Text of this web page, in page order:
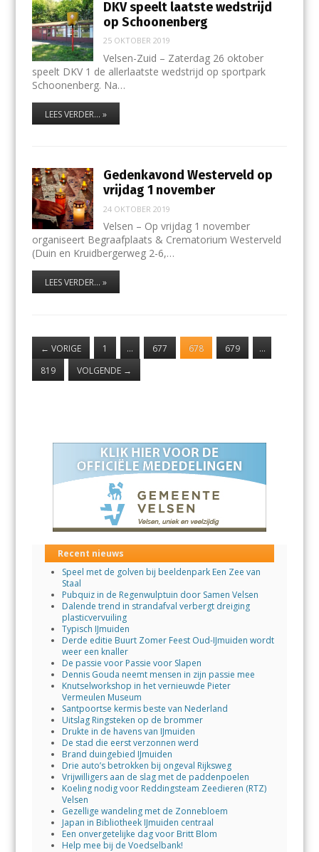
DKV speelt laatste wedstrijd
op Schoonenberg
25 OKTOBER 2019
Velsen-Zuid – Zaterdag 26 oktober
speelt DKV 1 de allerlaatste wedstrijd op sportpark
Schoonenberg. Na…
LEES VERDER... »
Gedenkavond Westerveld op
vrijdag 1 november
24 OKTOBER 2019
Velsen – Op vrijdag 1 november
organiseert Begraafplaats & Crematorium Westerveld
(Duin en Kruidbergerweg 2-6,…
LEES VERDER... »
← VORIGE 1 … 677 678 679
…
819
VOLGENDE →
Recent nieuws
Speel met de golven bij beeldenpark Een Zee van
Staal
Pubquiz in de Regenwulptuin door Samen Velsen
Dalende trend in strandafval verbergt dreiging
plasticvervuiling
Typisch IJmuiden
Derde editie Buurt Zomer Feest Oud-IJmuiden wordt
weer een knaller
De passie voor Passie voor Slapen
Dennis Gouda neemt mensen in zijn passie mee
Knutselworkshop in het vernieuwde Pieter
Vermeulen Museum
Santpoortse kermis beste van Nederland
Uitslag Ringsteken op de brommer
Drukte in de havens van IJmuiden
De stad die eerst verzonnen werd
Brand duingebied IJmuiden
Drie auto’s betrokken bij ongeval Rijksweg
Vrijwilligers aan de slag met de paddenpoelen
Koeling nodig voor Reddingsteam Zeedieren (RTZ)
Velsen
Gezellige wandeling met de Zonnebloem
Japan in Bibliotheek IJmuiden centraal
Een onvergetelijke dag voor Britt Blom
Help mee bij de Voedselbank!